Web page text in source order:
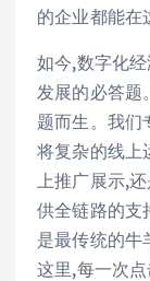
的企业都能在
如今,数字化
发展的必答题
题而生。我们
将复杂的线上
上推广展示,
供全链路的支
是最传统的牛
这里,每一次